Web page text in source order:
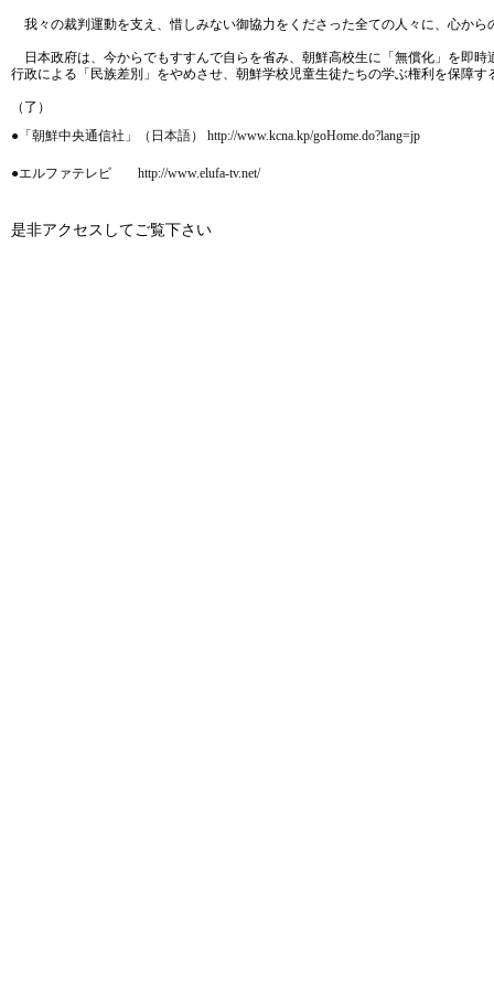
我々の裁判運動を支え、惜しみない御協力をくださった全ての人々に、心か
日本政府は、今からでもすすんで自らを省み、朝鮮高校生に「無償化」を即
行政による「民族差別」をやめさせ、朝鮮学校児童生徒たちの学ぶ権利を保障
（了）
●「朝鮮中央通信社」（日本語） http://www.kcna.kp/goHome.do?lang=jp
●エルファテレビ http://www.elufa-tv.net/
是非アクセスしてご覧下さい